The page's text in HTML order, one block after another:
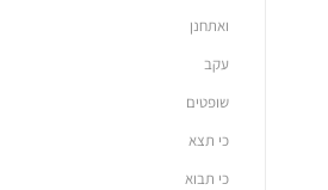
ואתחנן
עקב
שופטים
כי תצא
כי תבוא